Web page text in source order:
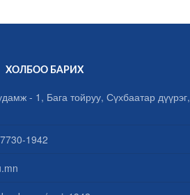
ХОЛБОО БАРИХ
- 1, Бага тойруу, Сүхбаатар дүүрэг,
1942